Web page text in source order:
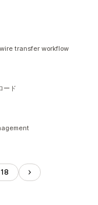
transfer workflow
ード
18